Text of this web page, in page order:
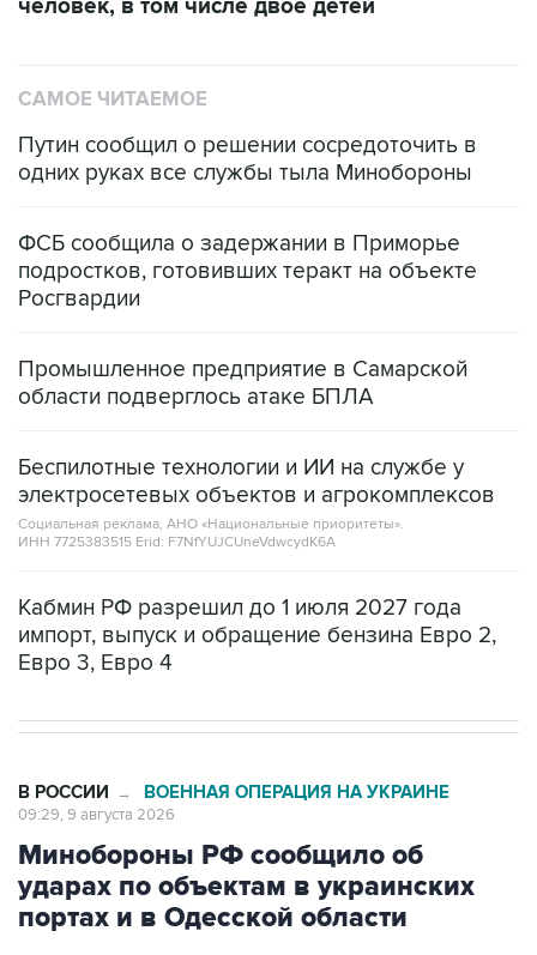
человек, в том числе двое детей
САМОЕ ЧИТАЕМОЕ
Путин сообщил о решении сосредоточить в
одних руках все службы тыла Минобороны
ФСБ сообщила о задержании в Приморье
подростков, готовивших теракт на объекте
Росгвардии
Промышленное предприятие в Самарской
области подверглось атаке БПЛА
Беспилотные технологии и ИИ на службе у
электросетевых объектов и агрокомплексов
Социальная реклама, АНО «Национальные приоритеты».
ИНН 7725383515 Erid: F7NfYUJCUneVdwcydK6A
Кабмин РФ разрешил до 1 июля 2027 года
импорт, выпуск и обращение бензина Евро 2,
Евро 3, Евро 4
В РОССИИ → ВОЕННАЯ ОПЕРАЦИЯ НА УКРАИНЕ
09:29, 9 августа 2026
Минобороны РФ сообщило об
ударах по объектам в украинских
портах и в Одесской области